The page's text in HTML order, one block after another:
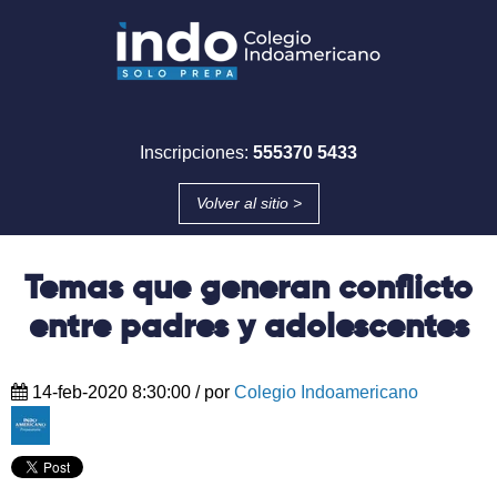
Inscripciones: 555370 5433
Volver al sitio >
Temas que generan conflicto
entre padres y adolescentes
14-feb-2020 8:30:00 / por Colegio Indoamericano